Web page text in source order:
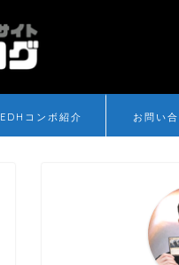
EDHコンボ紹介 お問い